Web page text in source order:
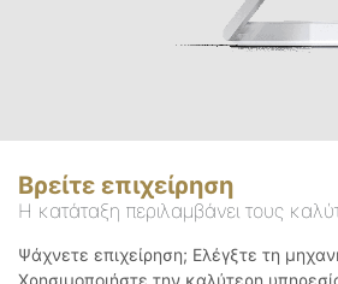
Βρείτε επιχείρηση
Η κατάταξη περιλαμβάνει τους
Ψάχνετε επιχείρηση; Ελέγξτε τη
Χρησιμοποιήστε την καλύτερη